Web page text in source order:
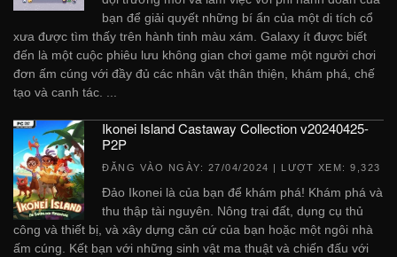
bạn để giải quyết những bí ẩn của một di tích cổ
xưa được tìm thấy trên hành tinh màu xám. Galaxy ít được biết
đến là một cuộc phiêu lưu không gian chơi game một người chơi
đơn ấm cúng với đầy đủ các nhân vật thân thiện, khám phá, chế
tạo và canh tác. ...
Ikonei Island Castaway Collection v20240425-
P2P
ĐĂNG VÀO NGÀY: 27/04/2024 | LƯỢT XEM: 9,323
Đảo Ikonei là của bạn để khám phá! Khám phá và
thu thập tài nguyên. Nông trại đất, dụng cụ thủ
công và thiết bị, và xây dựng căn cứ của bạn hoặc một ngôi nhà
ấm cúng. Kết bạn với những sinh vật ma thuật và chiến đấu với